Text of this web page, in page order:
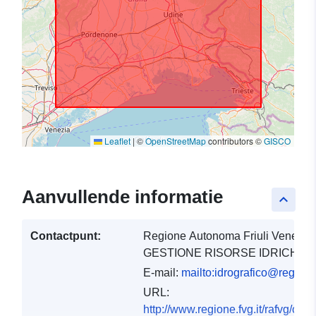
Leaflet |©OpenStreetMapcontributors ©GISCO
keyboard_arrow_up
Aanvullende informatie
Contactpunt:
Regione Autonoma Friuli
GESTIONE RISORSE IDRICHE
E-mail:
URL:
http://www.regione.fvg.it/rafvg/